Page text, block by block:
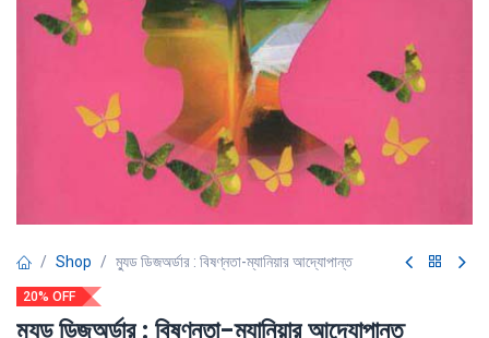
Shop ম্যুড ডিজঅর্ডার : বিষণ্নতা-ম্যানিয়ার আদ্যোপান্ত
20% OFF
ম্যুড ডিজঅর্ডার : বিষণ্নতা-ম্যানিয়ার আদ্যোপান্ত